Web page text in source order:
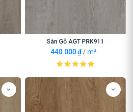
Sàn Gỗ AGT PRK911
440.000₫ /m²